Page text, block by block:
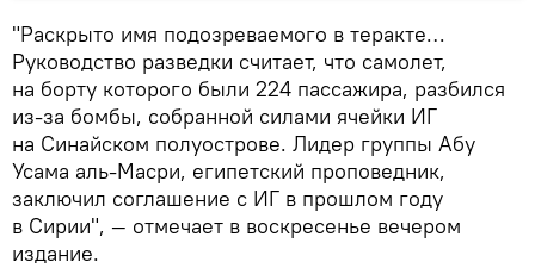
"Раскрыто имя подозреваемого в теракте…
Руководство разведки считает, что самолет,
на борту которого были 224 пассажира, разбился
из-за бомбы, собранной силами ячейки ИГ
на Синайском полуострове. Лидер группы Абу
Усама аль-Масри, египетский проповедник,
заключил соглашение с ИГ в прошлом году
в Сирии", — отмечает в воскресенье вечером
издание.